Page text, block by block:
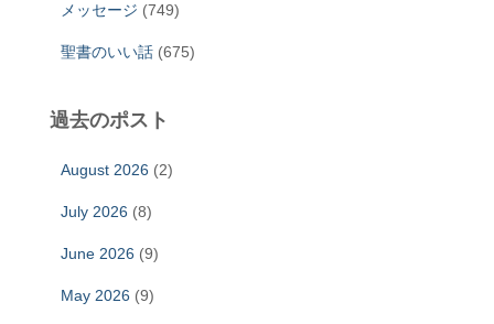
メッセージ (749)
聖書のいい話 (675)
過去のポスト
August 2026 (2)
July 2026 (8)
June 2026 (9)
May 2026 (9)